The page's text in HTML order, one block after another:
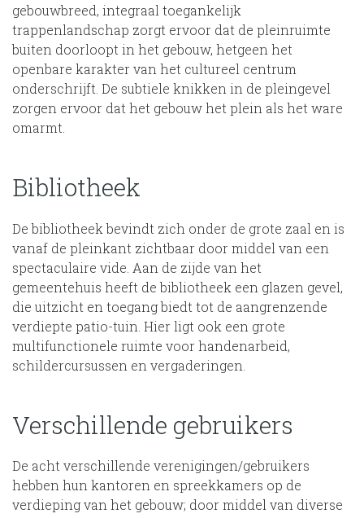
gebouwbreed, integraal toegankelijk
trappenlandschap zorgt ervoor dat de pleinruimte
buiten doorloopt in het gebouw, hetgeen het
openbare karakter van het cultureel centrum
onderschrijft. De subtiele knikken in de pleingevel
zorgen ervoor dat het gebouw het plein als het ware
omarmt.
Bibliotheek
De bibliotheek bevindt zich onder de grote zaal en is
vanaf de pleinkant zichtbaar door middel van een
spectaculaire vide. Aan de zijde van het
gemeentehuis heeft de bibliotheek een glazen gevel,
die uitzicht en toegang biedt tot de aangrenzende
verdiepte patio-tuin. Hier ligt ook een grote
multifunctionele ruimte voor handenarbeid,
schildercursussen en vergaderingen.
Verschillende gebruikers
De acht verschillende verenigingen/gebruikers
hebben hun kantoren en spreekkamers op de
verdieping van het gebouw; door middel van diverse